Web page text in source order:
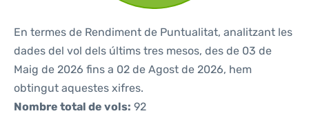
En termes de Rendiment de Puntualitat, analitzant les
dades del vol dels últims tres mesos, des de 03 de
Maig de 2026 fins a 02 de Agost de 2026, hem
obtingut aquestes xifres.
Nombre total de vols: 92